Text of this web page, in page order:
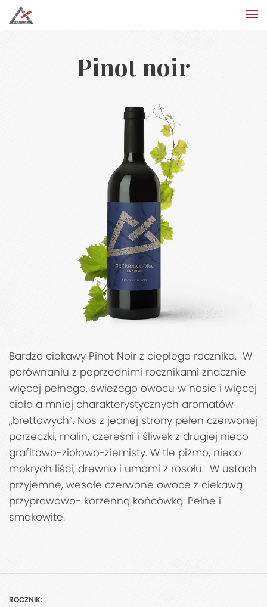
Pinot noir
Bardzo ciekawy Pinot Noir z ciepłego rocznika. W
porównaniu z poprzednimi rocznikami znacznie
więcej pełnego, świeżego owocu w nosie i więcej
ciała a mniej charakterystycznych aromatów
„brettowych”. Nos z jednej strony pełen czerwonej
porzeczki, malin, czereśni i śliwek z drugiej nieco
grafitowo-ziołowo-ziemisty. W tle piżmo, nieco
mokrych liści, drewno i umami z rosołu. W ustach
przyjemne, wesołe czerwone owoce z ciekawą
przyprawowo- korzenną końcówką. Pełne i
smakowite.
ROCZNIK: